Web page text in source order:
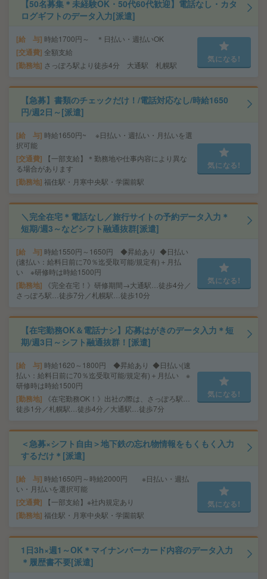
【50名募集＊未経験OK・50代60代歓迎】電話なし・カタ
ログギフトのデータ入力[派遣]
給 与 時給1700円～ ＊日払い・週払いOK
交通費 全額支給
勤務地 さっぽろ駅より徒歩4分 大通駅 札幌駅
気になる!
【急募】書類のチェックだけ！/電話対応なし/時給1650
円/週2日～[派遣]
給 与 時給1650円~ ※日払い・週払い・月払いを選
択可能
交通費
【一部支給】＊勤務地や仕事内容により異な
る場合があります
勤務地 福住駅・月寒中央駅・学園前駅
気になる!
＼完全在宅＊電話なし／旅行サイトの予約データ入力＊
短期/週3～などシフト融通抜群[派遣]
給 与 時給1550円～1650円 ◆昇給あり ◆日払い
(速払い：給料日前に70％迄受取可能/規定有)＋月払
い ※研修時は時給1500円
勤務地
《完全在宅！》研修期間→大通駅…徒歩4分／
さっぽろ駅…徒歩7分／札幌駅…徒歩10分
気になる!
【在宅勤務OK＆電話ナシ】応募はがきのデータ入力＊短
期/週3日～シフト融通抜群！[派遣]
給 与 時給1620～1800円 ◆昇給あり ◆日払い(速
払い：給料日前に70％迄受取可能/規定有)＋月払い ※
研修時は時給1500円
勤務地
《在宅勤務OK！》出社の際は、さっぽろ駅…
徒歩1分／札幌駅…徒歩4分／大通駅…徒歩7分
気になる!
＜急募×シフト自由＞地下鉄の忘れ物情報をもくもく入力
するだけ＊[派遣]
給 与 時給1650円～時給2000円 ※日払い・週払
い・月払いを選択可能
交通費 【一部支給】※社内規定あり
勤務地 福住駅・月寒中央駅・学園前駅
気になる!
1日3h×週1～OK＊マイナンバーカード内容のデータ入力
＊履歴書不要[派遣]